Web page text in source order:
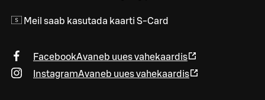
Meil saab kasutada kaarti S-Card
FacebookAvaneb uues vahekaardis
InstagramAvaneb uues vahekaardis